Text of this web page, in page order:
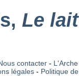
Le
contacter-
légales - Politique